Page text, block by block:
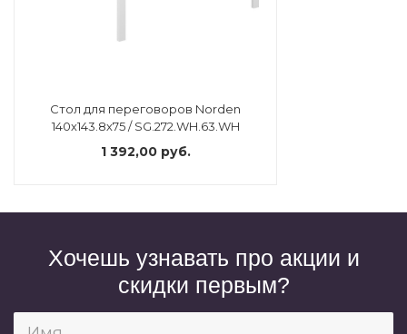
Стол для переговоров Norden
140х143.8х75 / SG.272.WH.63.WH
1 392,00 руб.
Хочешь узнавать про акции и
скидки первым?